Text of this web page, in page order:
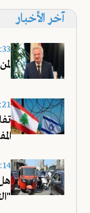
آخر الأخبار